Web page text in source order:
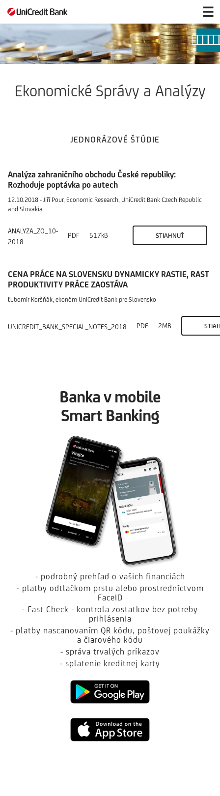
Ekonomické
Správy
a
Analýzy
Ekonomické Správy a Analýzy
JEDNORÁZOVÉ ŠTÚDIE
Analýza zahraničního obchodu České republiky:
Rozhoduje poptávka po autech
12.10.2018 - Jiří Pour, Economic Research, UniCredit Bank Czech Republic
and Slovakia
ANALYZA_ZO_10-
2018
PDF 517kB STIAHNUŤ
CENA PRÁCE NA SLOVENSKU DYNAMICKY RASTIE, RAST
PRODUKTIVITY PRÁCE ZAOSTÁVA
Ľubomír Koršňák, ekonóm UniCredit Bank pre Slovensko
UNICREDIT_BANK_SPECIAL_NOTES_2018 PDF 2MB
Banka v mobile
Smart Banking
- podrobný prehľad o vašich financiách
- platby odtlačkom prstu alebo prostredníctvom
FaceID
- Fast Check - kontrola zostatkov bez potreby
prihlásenia
- platby nascanovaním QR kódu, poštovej poukážky
a čiarového kódu
- správa trvalých príkazov
- splatenie kreditnej karty
Google
App